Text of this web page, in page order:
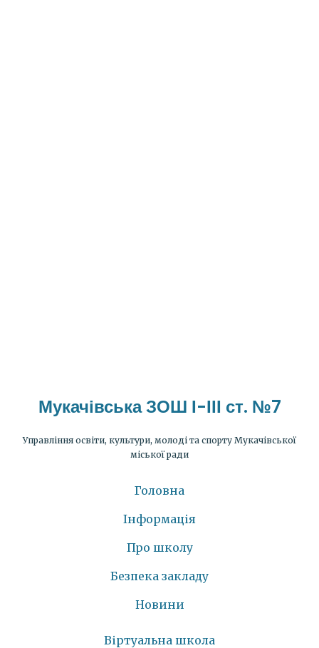
Мукачівська ЗОШ І-ІІІ ст. №7
Управління освіти, культури, молоді та спорту Мукачівської
міської ради
Головна
Інформація
Про школу
Безпека закладу
Новини
Віртуальна школа